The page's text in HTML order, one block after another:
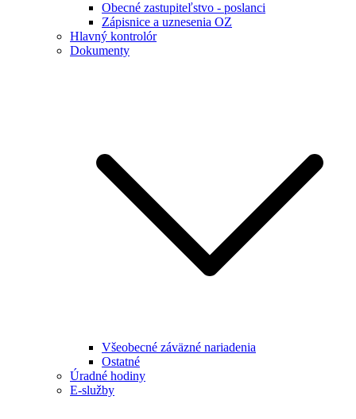
Obecné zastupiteľstvo - poslanci
Zápisnice a uznesenia OZ
Hlavný kontrolór
Dokumenty
Všeobecné záväzné nariadenia
Ostatné
Úradné hodiny
E-služby